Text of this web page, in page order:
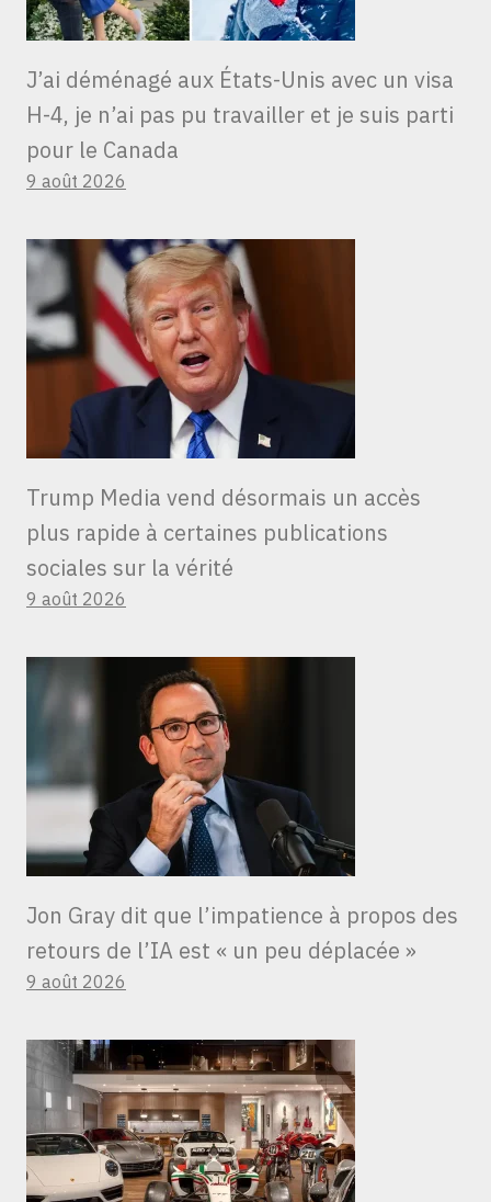
J’ai déménagé aux États-Unis avec un visa
H-4, je n’ai pas pu travailler et je suis parti
pour le Canada
9 août 2026
Trump Media vend désormais un accès
plus rapide à certaines publications
sociales sur la vérité
9 août 2026
Jon Gray dit que l’impatience à propos des
retours de l’IA est « un peu déplacée »
9 août 2026